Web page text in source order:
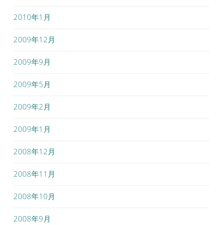
2010年1月
2009年12月
2009年9月
2009年5月
2009年2月
2009年1月
2008年12月
2008年11月
2008年10月
2008年9月